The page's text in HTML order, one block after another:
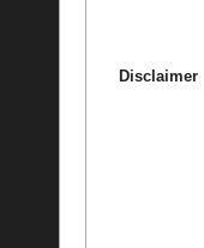
Disclaimer